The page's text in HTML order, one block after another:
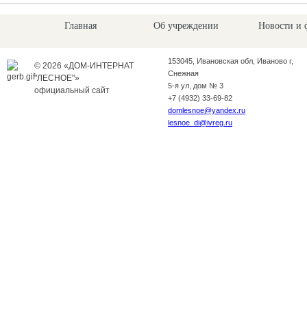
Главная Об учреждении Новости и
© 2026 «ДОМ-ИНТЕРНАТ
"ЛЕСНОЕ"»
официальный сайт
153045, Ивановская обл, Иваново г,
Снежная
5-я ул, дом № 3
+7 (4932) 33-69-82
domlesnoe@yandex.ru
lesnoe_di@ivreg.ru